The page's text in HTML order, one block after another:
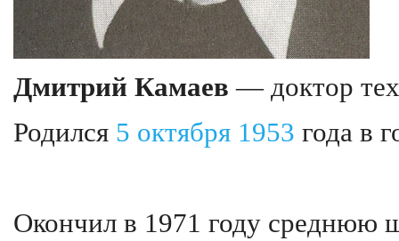
Дмитрий Камаев — доктор
Родился 5 октября 1953 года в
Окончил в 1971 году